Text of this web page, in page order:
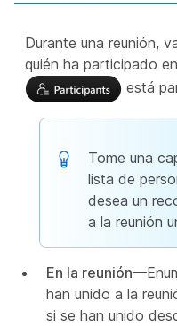
Durante una reunión,
quién ha participado
está
Tome una
lista de
desea un
a la reunión
En la reunión
han unido a la
si se han unido